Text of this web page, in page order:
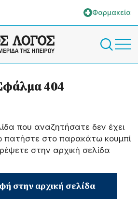
Φαρμακεία
404
που αναζητήσατε δεν έχει
πατήστε στο παρακάτω κουμπί
στην αρχική σελίδα
στην αρχική σελίδα